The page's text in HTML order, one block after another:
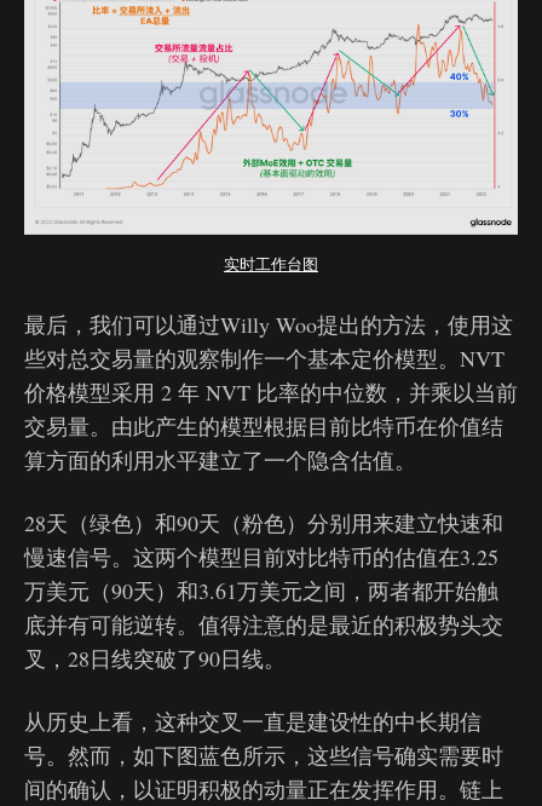
实时工作台图
最后，我们可以通过Willy Woo提出的方法，使用这
些对总交易量的观察制作一个基本定价模型。NVT
价格模型采用 2 年 NVT 比率的中位数，并乘以当前
交易量。由此产生的模型根据目前比特币在价值结
算方面的利用水平建立了一个隐含估值。
28天（绿色）和90天（粉色）分别用来建立快速和
慢速信号。这两个模型目前对比特币的估值在3.25
万美元（90天）和3.61万美元之间，两者都开始触
底并有可能逆转。值得注意的是最近的积极势头交
叉，28日线突破了90日线。
从历史上看，这种交叉一直是建设性的中长期信
号。然而，如下图蓝色所示，这些信号确实需要时
间的确认，以证明积极的动量正在发挥作用。链上